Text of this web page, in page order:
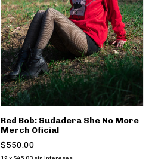
Red Bob: Sudadera She No More
Merch Oficial
$550.00